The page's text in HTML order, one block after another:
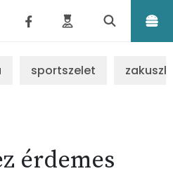
sportszelet
érdemes